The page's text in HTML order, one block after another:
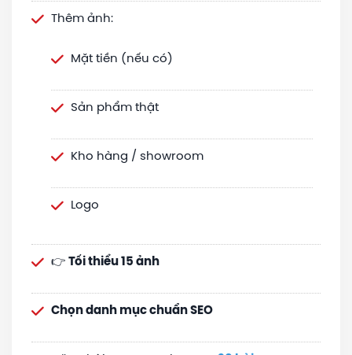
Thêm ảnh:
Mặt tiền (nếu có)
Sản phẩm thật
Kho hàng / showroom
Logo
👉 Tối thiểu 15 ảnh
Chọn danh mục chuẩn SEO